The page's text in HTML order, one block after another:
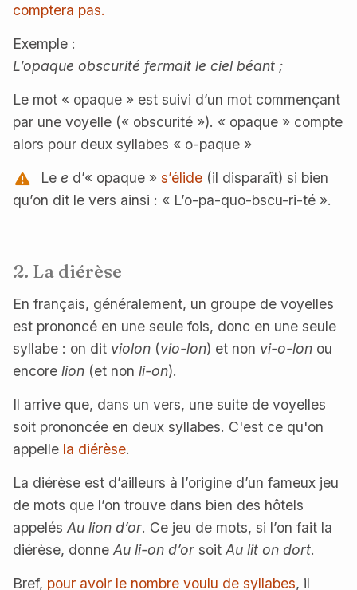
comptera pas.
Exemple :
L’opaque obscurité fermait le ciel béant ;
Le mot « opaque » est suivi d’un mot commençant
par une voyelle (« obscurité »). « opaque » compte
alors pour deux syllabes « o-paque »
Lee d’« opaque »s’élide (il disparaît) si bien
qu’on dit le vers ainsi : « L’o-pa-quo-bscu-ri-té ».
2. La diérèse
En français, généralement, un groupe de voyelles
est prononcé en une seule fois, donc en une seule
syllabe : on dit violon (vio-lon) et non vi-o-lon ou
encore lion (et non li-on).
Il arrive que, dans un vers, une suite de voyelles
soit prononcée en deux syllabes. C'est ce qu'on
appelle la diérèse.
La diérèse est d’ailleurs à l’origine d’un fameux jeu
de mots que l’on trouve dans bien des hôtels
appelés Au lion d’or. Ce jeu de mots, si l’on fait la
diérèse, donne Au li-on d’or soit Au lit on dort.
Bref, pour avoir le nombre voulu de syllabes, il